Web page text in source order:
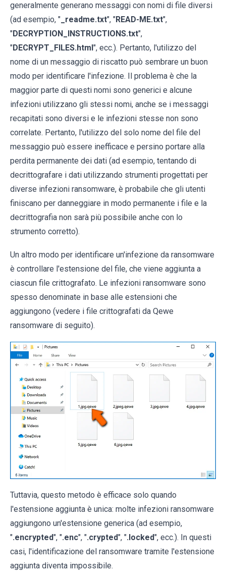
generalmente generano messaggi con nomi di file diversi
(ad esempio, " _readme.txt", "READ-ME.txt",
"DECRYPTION_INSTRUCTIONS.txt",
"DECRYPT_FILES.html ", ecc.). Pertanto, l'utilizzo del
nome di un messaggio di riscatto può sembrare un buon
modo per identificare l'infezione. Il problema è che la
maggior parte di questi nomi sono generici e alcune
infezioni utilizzano gli stessi nomi, anche se i messaggi
recapitati sono diversi e le infezioni stesse non sono
correlate. Pertanto, l'utilizzo del solo nome del file del
messaggio può essere inefficace e persino portare alla
perdita permanente dei dati (ad esempio, tentando di
decrittografare i dati utilizzando strumenti progettati per
diverse infezioni ransomware, è probabile che gli utenti
finiscano per danneggiare in modo permanente i file e la
decrittografia non sarà più possibile anche con lo
strumento corretto).
Un altro modo per identificare un'infezione da ransomware
è controllare l'estensione del file, che viene aggiunta a
ciascun file crittografato. Le infezioni ransomware sono
spesso denominate in base alle estensioni che
aggiungono (vedere i file crittografati da Qewe
ransomware di seguito).
Tuttavia, questo metodo è efficace solo quando
l'estensione aggiunta è unica: molte infezioni ransomware
aggiungono un'estensione generica (ad esempio,
".encrypted", ".enc", ".crypted", ".locked", ecc.). In questi
casi, l'identificazione del ransomware tramite l'estensione
aggiunta diventa impossibile.